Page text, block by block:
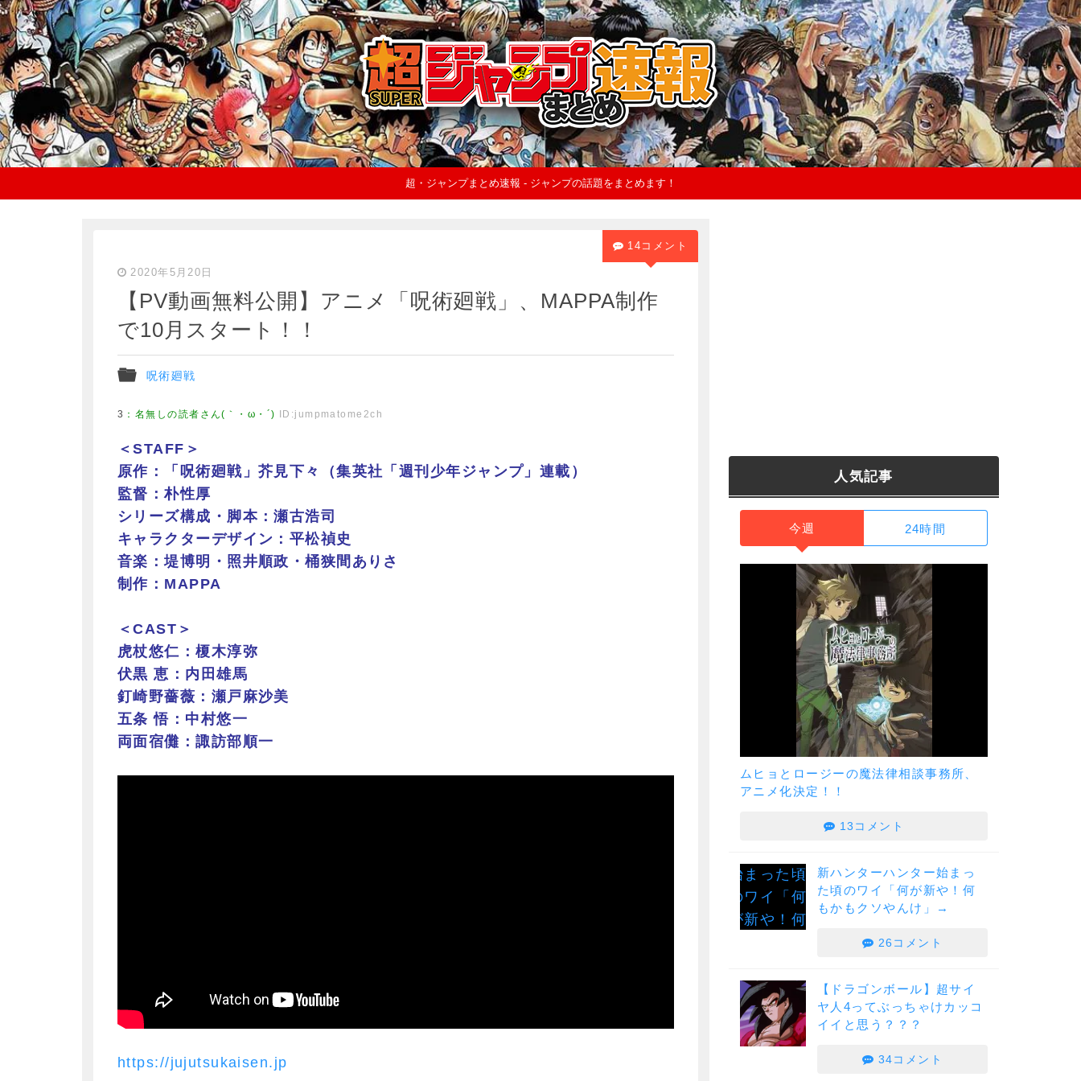
超・ジャンプまとめ速報 - ジャンプの話題をまとめます！
2020年5月20日
【PV動画無料公開】アニメ「呪術廻戦」、MAPPA制作
で10月スタート！！
呪術廻戦
14コメント
3 ： 名無しの読者さん(｀・ω・´) ID:jumpmatome2ch
＜STAFF＞
原作：「呪術廻戦」芥見下々（集英社「週刊少年ジャンプ」連載）
監督：朴性厚
シリーズ構成・脚本：瀬古浩司
キャラクターデザイン：平松禎史
音楽：堤博明・照井順政・桶狭間ありさ
制作：MAPPA
＜CAST＞
虎杖悠仁：榎木淳弥
伏黒 恵：内田雄馬
釘崎野薔薇：瀬戸麻沙美
五条 悟：中村悠一
両面宿儺：諏訪部順一
https://jujutsukaisen.jp
人気記事
今週 24時間
ムヒョとロージーの魔法律相談事務所、
アニメ化決定！！
13コメント
新ハンターハンター始まっ
た頃のワイ「何が新や！何
もかもクソやんけ」→
26コメント
【ドラゴンボール】超サイ
ヤ人4ってぶっちゃけカッコ
イイと思う？？？
34コメント